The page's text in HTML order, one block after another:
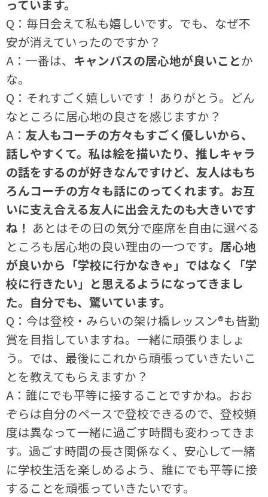
っています。
Q：毎日会えて私も嬉しいです。でも、なぜ不
安が消えていったのですか？
A：一番は、 キャンパスの居心地が良いことか
な。
Q：それすごく嬉しいです！ ありがとう。どん
なところに居心地の良さを感じますか？
A：友人もコーチの方々もすごく優しいから、
話しやすくて。私は絵を描いたり、推しキャラ
の話をするのが好きなんですけど、友人はもち
ろんコーチの方々も話にのってくれます。お互
いに支え合える友人に出会えたのも大きいです
ね！ あとはその日の気分で座席を自由に選べる
ところも居心地の良い理由の一つです。 居心地
が良いから「学校に行かなきゃ」ではなく「学
校に行きたい」と思えるようになってきまし
た。自分でも、驚いています。
Q：今は登校・みらいの架け橋レッスン®も皆勤
賞を目指していますね。一緒に頑張りましょ
う。では、最後にこれから頑張っていきたいこ
とを教えてもらえますか？
A：誰にでも平等に接することですかね。おお
ぞらは自分のペースで登校できるので、登校頻
度は異なって一緒に過ごす時間も変わってきま
す。過ごす時間の長さ関係なく、安心して一緒
に学校生活を楽しめるよう、誰にでも平等に接
することを頑張っていきたいです。